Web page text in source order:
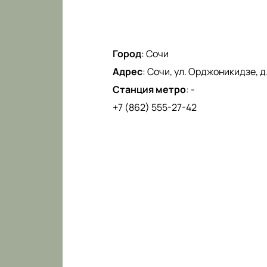
Город:Сочи
Адрес:Сочи, ул. Орджоникидзе,
Станция метро: -
+7 (862) 555-27-42